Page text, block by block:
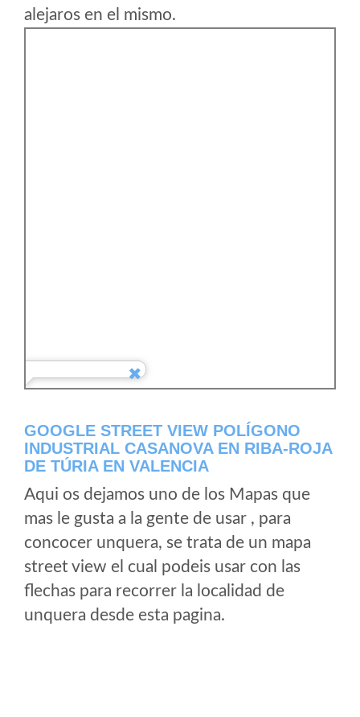
alejaros en el mismo.
GOOGLE STREET VIEW POLÍGONO
INDUSTRIAL CASANOVA EN RIBA-ROJA
DE TÚRIA EN VALENCIA
Aqui os dejamos uno de los Mapas que
mas le gusta a la gente de usar , para
concocer unquera, se trata de un mapa
street view el cual podeis usar con las
flechas para recorrer la localidad de
unquera desde esta pagina.